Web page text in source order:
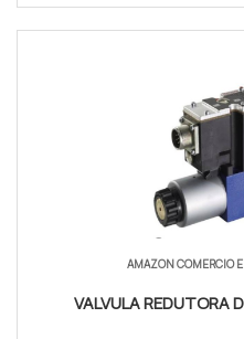
AMAZON COMERCIO
VALVULA REDUTORA